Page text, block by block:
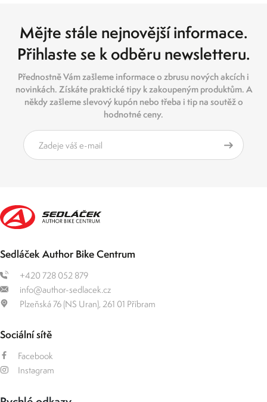
Mějte stále nejnovější informace.
Přihlaste se k odběru newsletteru.
Přednostně Vám zašleme informace o zbrusu nových akcích i
novinkách. Získáte praktické tipy k zakoupeným produktům. A
někdy zašleme slevový kupón nebo třeba i tip na soutěž o
hodnotné ceny.
Sedláček Author Bike Centrum
+420 728 052 879
info@author-sedlacek.cz
Plzeňská 76 (NS Uran), 261 01 Příbram
Sociální sítě
Facebook
Instagram